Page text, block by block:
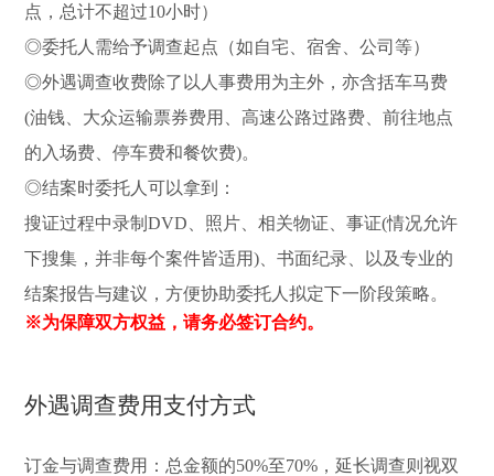
点，总计不超过10小时）
◎委托人需给予调查起点（如自宅、宿舍、公司等）
◎外遇调查收费除了以人事费用为主外，亦含括车马费
(油钱、大众运输票券费用、高速公路过路费、前往地点
的入场费、停车费和餐饮费)。
◎结案时委托人可以拿到：
搜证过程中录制DVD、照片、相关物证、事证(情况允许
下搜集，并非每个案件皆适用)、书面纪录、以及专业的
结案报告与建议，方便协助委托人拟定下一阶段策略。
※为保障双方权益，请务必签订合约。
外遇调查费用支付方式
订金与调查费用：总金额的50%至70%，延长调查则视双